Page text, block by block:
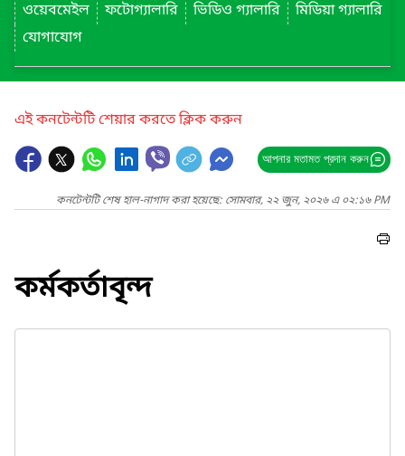
ওয়েবমেইল
ফটোগ্যালারি ভিডিও গ্যালারি
মিডিয়া গ্যালারি
যোগাযোগ
এই কনটেন্টটি শেয়ার করতে ক্লিক করুন
আপনার মতামত প্রদান করুন
কনটেন্টটি শেষ হাল-নাগাদ করা হয়েছে: সোমবার, ২২ জুন, ২০২৬ এ ০২:১৬ PM
কর্মকর্তাবৃন্দ